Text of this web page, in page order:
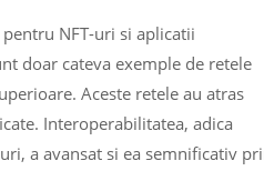
NFT-uri si aplicatii
doar cateva exemple de retele
Aceste retele au atras
Interoperabilitatea, adica
a avansat si ea semnificativ